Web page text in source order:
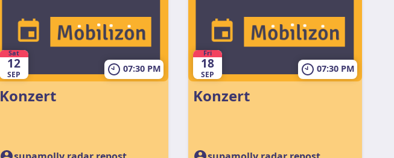
Sat
12
SEP
07:30 PM
Konzert
Fri
18
SEP
07:30 PM
Konzert